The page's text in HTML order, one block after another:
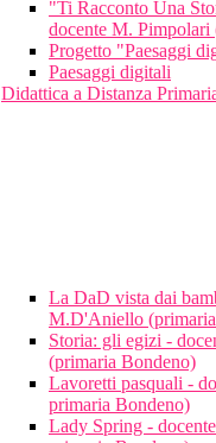
"Ti Racconto Una
docente M.
Progetto "Paesaggi
Paesaggi digitali
Didattica a Distanza
La DaD vista dai
M.D'Aniello
Storia: gli egizi -
(primaria Bondeno)
Lavoretti pasquali -
primaria Bondeno)
Lady Spring -